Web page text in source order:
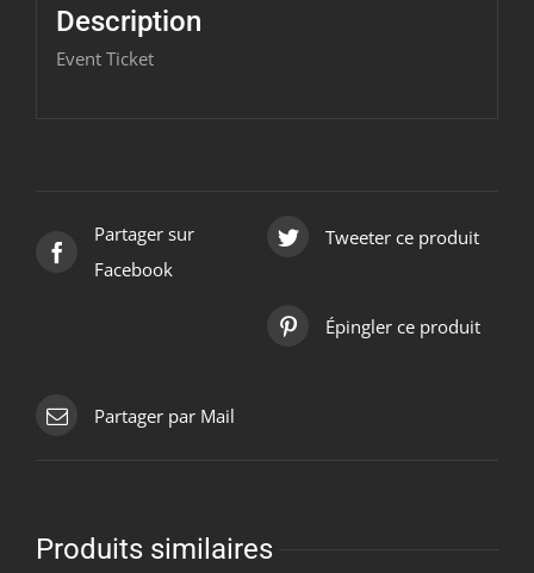
-
2021/07/22
Description
Event Ticket
Partager sur
Facebook
Tweeter ce produit
Épingler ce produit
Partager par Mail
Produits similaires